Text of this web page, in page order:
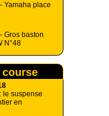
Yamaha place
Gros baston
N°48
course
le suspense
en